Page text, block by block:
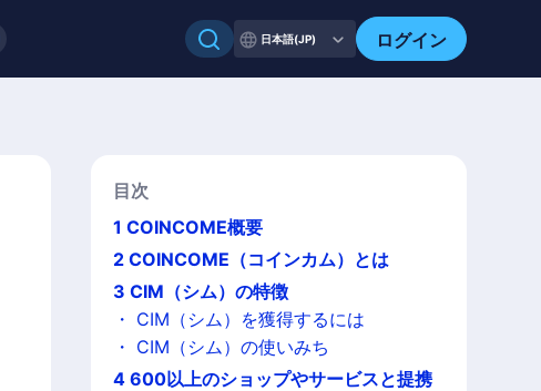
日本語(JP) ログイン
目次
1COINCOME概要
2COINCOME（コインカム）とは
3CIM（シム）の特徴
・ CIM（シム）を獲得するには
・ CIM（シム）の使いみち
4600以上のショップやサービスと提携